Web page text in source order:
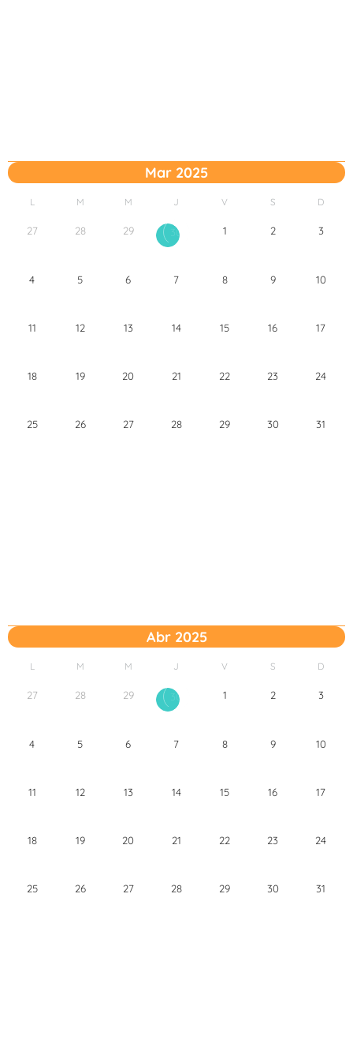
Mar 2025
L M M J V S D
27 28 29 30 1 2 3
4 5 6 7 8 9 10
11 12 13 14 15 16 17
18 19 20 21 22 23 24
25 26 27 28 29 30 31
Abr 2025
L M M J V S D
27 28 29 30 1 2 3
4 5 6 7 8 9 10
11 12 13 14 15 16 17
18 19 20 21 22 23 24
25 26 27 28 29 30 31